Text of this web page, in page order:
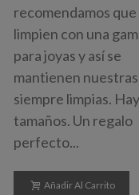
recomendamos que
limpien con una
para joyas y así se
mantienen
siempre limpias.
tamaños. Un regalo
perfecto...
Añadir Al Carrito